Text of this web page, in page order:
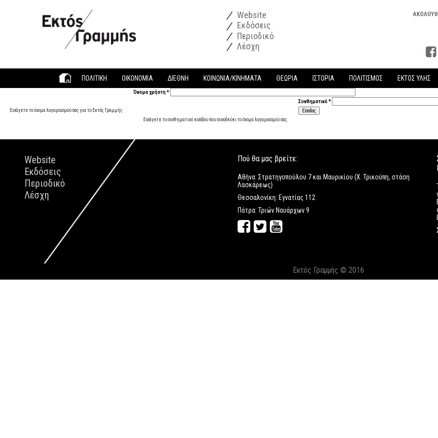
Website
Εκδόσεις
Περιοδικό
Λέσχη
ΠΟΛΙΤΙΚΗ ΟΙΚΟΝΟΜΙΑ ΔΙΕΘΝΗ ΚΟΙΝΩΝΙΑ/ΚΙΝΗΜΑΤΑ ΘΕΩΡΙΑ ΙΣΤΟΡΙΑ ΠΟΛΙΤΙΣΜΟΣ ΕΚΤΟΣ ΥΛΗΣ
Όνομα χρήστη*
Εισάγετε το όνομα λογαριασμού σας για το Εκτός Γραμμής.
Συνθηματικό *
Εισάγετε το συνθηματικό εισόδου που συνοδεύει το όνομα λογαριασμού σας.
Website
Εκδόσεις
Περιοδικό
Λέσχη
Πού θα μας βρείτε:
Αθήνα: Στρατηγοπούλου 7 και Μαυρικίου (Χ. Τρικούπη, στάση
Λασκάρεως)
Θεσσαλονίκη: Εγνατίας 112
Πάτρα: Τριών Ναυάρχων 9
Εκτός Γραμμής © 2016